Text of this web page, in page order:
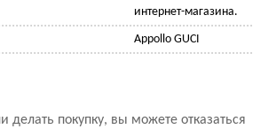
интернет-магазина.
Appollo GUCI
делать покупку, вы можете отказаться